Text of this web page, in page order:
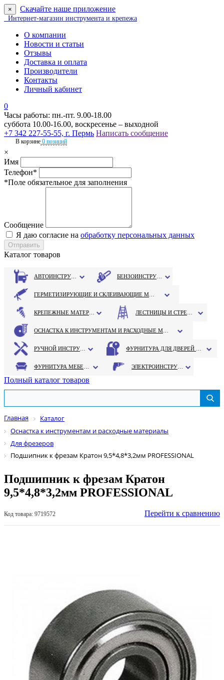
× Скачайте наше приложение
Интернет-магазин инструмента и крепежа
О компании
Новости и статьи
Отзывы
Доставка и оплата
Производители
Контакты
Личный кабинет
0
Часы работы: пн.-пт. 9.00-18.00
суббота 10.00-16.00, воскресенье – выходной
+7 342 227-55-55, г. Пермь Написать сообщение
В корзине 0 позиций
×
Имя
Телефон*
*Поле обязательное для заполнения
Сообщение
Я даю согласие на обработку персональных данных
Каталог товаров
Полный каталог товаров
Главная
Каталог
Оснастка к инструментам и расходные материалы
Для фрезеров
Подшипник к фрезам Кратон 9,5*4,8*3,2мм PROFESSIONAL
Подшипник к фрезам Кратон
9,5*4,8*3,2мм PROFESSIONAL
Код товара: 9719572 Перейти к сравнению